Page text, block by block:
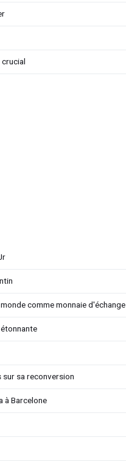
comme monnaie d'échange
sa reconversion
à Barcelone